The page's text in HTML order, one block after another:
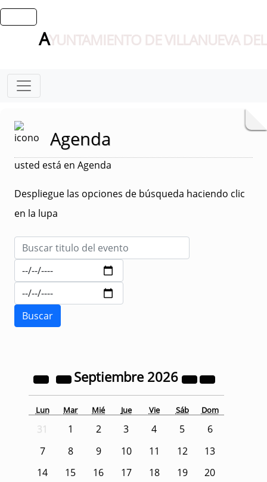
AYUNTAMIENTO DE VILLANUEVA
Agenda
usted está en Agenda
Despliegue las opciones de búsqueda haciendo clic
en la lupa
Septiembre 2026
Lun Mar Mié Jue Vie Sáb Dom
31 1 2 3 4 5
6
7
8 9 10 11 12
13
14
15 16 17 18 19
20